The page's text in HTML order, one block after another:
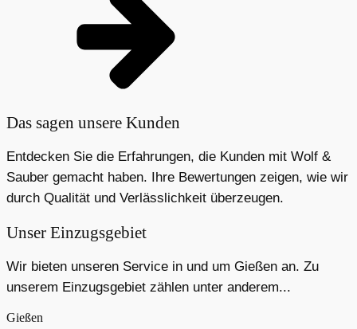
Das sagen unsere Kunden
Entdecken Sie die Erfahrungen, die Kunden mit Wolf &
Sauber gemacht haben. Ihre Bewertungen zeigen, wie wir
durch Qualität und Verlässlichkeit überzeugen.
Unser Einzugsgebiet
Wir bieten unseren Service in und um Gießen an. Zu
unserem Einzugsgebiet zählen unter anderem...
Gießen